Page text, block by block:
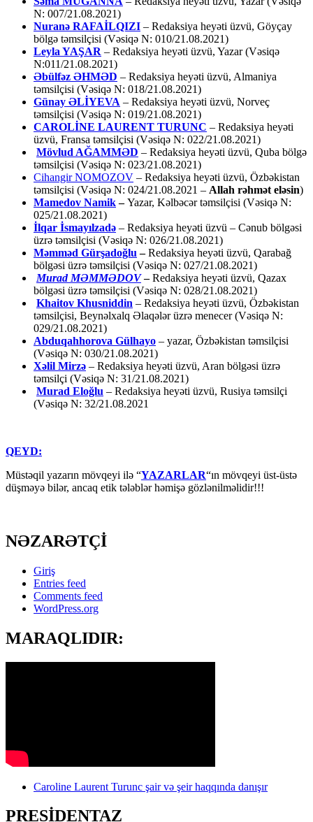
N: 007/21.08.2021)
Nuranə RAFAİLQIZI – Redaksiya heyəti üzvü, Göyçay
bölgə təmsilçisi (Vəsiqə N: 010/21.08.2021)
Leyla YAŞAR – Redaksiya heyəti üzvü, Yazar (Vəsiqə
N:011/21.08.2021)
Əbülfəz ƏHMƏD – Redaksiya heyəti üzvü, Almaniya
təmsilçisi (Vəsiqə N: 018/21.08.2021)
Günay ƏLİYEVA – Redaksiya heyəti üzvü, Norveç
təmsilçisi (Vəsiqə N: 019/21.08.2021)
CAROLİNE LAURENT TURUNC – Redaksiya heyəti
üzvü, Fransa təmsilçisi (Vəsiqə N: 022/21.08.2021)
Mövlud AĞAMMƏD – Redaksiya heyəti üzvü, Quba bölgə
təmsilçisi (Vəsiqə N: 023/21.08.2021)
Cihangir NOMOZOV – Redaksiya heyəti üzvü, Özbəkistan
təmsilçisi (Vəsiqə N: 024/21.08.2021 – Allah rəhmət eləsin)
Mamedov Namik–Yazar, Kəlbəcər təmsilçisi (Vəsiqə N:
025/21.08.2021)
İlqar İsmayılzadə – Redaksiya heyəti üzvü – Cənub bölgəsi
üzrə təmsilçisi (Vəsiqə N: 026/21.08.2021)
Məmməd Gürşadoğlu –Redaksiya heyəti üzvü, Qarabağ
bölgəsi üzrə təmsilçisi (Vəsiqə N: 027/21.08.2021)
Murad MƏMMƏDOV –Redaksiya heyəti üzvü, Qazax
bölgəsi üzrə təmsilçisi (Vəsiqə N: 028/21.08.2021)
Khaitov Khusniddin – Redaksiya heyəti üzvü, Özbəkistan
təmsilçisi, Beynəlxalq Əlaqələr üzrə menecer (Vəsiqə N:
029/21.08.2021)
Abduqahhorova Gülhayo – yazar, Özbəkistan təmsilçisi
(Vəsiqə N: 030/21.08.2021)
Xəlil Mirzə – Redaksiya heyəti üzvü, Aran bölgəsi üzrə
təmsilçi (Vəsiqə N: 31/21.08.2021)
Murad Eloğlu – Redaksiya heyəti üzvü, Rusiya təmsilçi
(Vəsiqə N: 32/21.08.2021
QEYD:
Müstəqil yazarın mövqeyi ilə “YAZARLAR“ın mövqeyi üst-üstə
düşməyə bilər, ancaq etik tələblər həmişə gözlənilməlidir!!!
NƏZARƏTÇİ
Giriş
Entries feed
Comments feed
WordPress.org
MARAQLIDIR:
Caroline Laurent Turunc şair və şeir haqqında danışır
PRESİDENTAZ